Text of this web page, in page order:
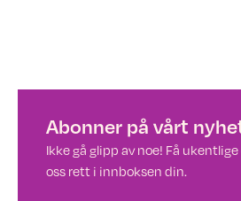
Abonner på vårt
Ikke gå glipp av noe! Få
oss rett i innboksen din.